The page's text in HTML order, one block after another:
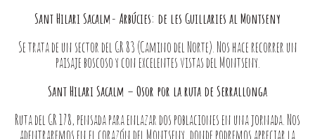
Sant Hilari Sacalm- Arbúcies: de les Guillaries al Montseny
Se trata de un sector del GR 83 (Camino del Norte). Nos hace recorrer un
paisaje boscoso y con excelentes vistas del Montseny.
Sant Hilari Sacalm – Osor por la ruta de Serrallonga
Ruta del GR 178, pensada para enlazar dos poblaciones en una jornada. Nos
adentraremos en el corazón del Montseny, donde podremos apreciar la